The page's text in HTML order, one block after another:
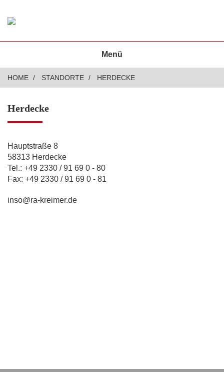
Menü
HOME STANDORTE HERDECKE
Herdecke
Hauptstraße 8
58313 Herdecke
Tel.: +49 2330 / 91 69 0 - 80
Fax: +49 2330 / 91 69 0 - 81
inso@ra-kreimer.de